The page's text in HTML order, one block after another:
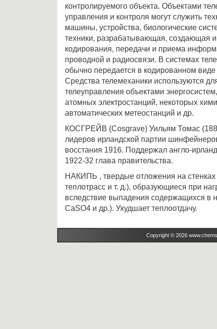
контролируемого объекта. Объектами
управления и контроля могут служить
машины, устройства, биологические
техники, разрабатывающая, создающая
кодирования, передачи и приема
проводной и радиосвязи. В системах
обычно передается в кодированном
Средства телемеханики используются
телеуправления объектами
атомных электростанций, некоторых
автоматических метеостанций и др.
КОСГРЕЙВ (Cosgrave) Уильям Томас
лидеров ирландской партии
восстания 1916. Поддержал англо-
1922-32 глава правительства.
НАКИПЬ , твердые отложения на стенках
теплотрасс и т. д.), образующиеся при
вследствие выпадения содержащихся в
CaSO4 и др.). Ухудшает теплоотдачу.
Copyright © 2026